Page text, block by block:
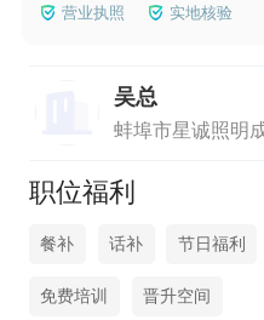
营业执照 实地核验
吴总
蚌埠市星诚照明
职位福利
餐补 话补 节日福利
免费培训 晋升空间